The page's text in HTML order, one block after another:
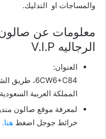
والمساجات او التدليك.
معلومات عن صالون
الرجاليه V.I.P
العنوان:
المملكة العربية السعودية
خرائط جوجل اضغط هنا.